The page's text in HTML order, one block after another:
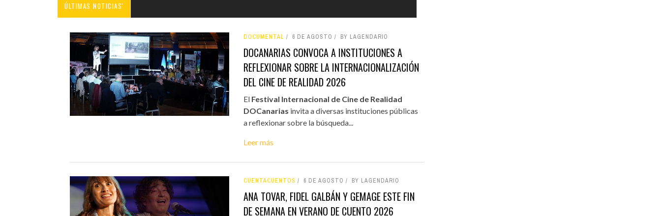
ÚLTIMAS NOTICIAS'
DOCUMENTAL 6 DE AGOSTO BY LAGENDARIO
DOCANARIAS CONVOCA A INSTITUCIONES A
REFLEXIONAR SOBRE LA INTERNACIONALIZACIÓN
DEL CINE DE REALIDAD 2026
El Festival Internacional de Cine de Realidad
DOCanarias invita a diversas instituciones públicas
a reflexionar sobre la búsqueda...
Leer más
CUENTACUENTOS 6 DE AGOSTO BY LAGENDARIO
ANA TOVAR, FIDEL GALBÁN Y GEMAGE ESTE FIN
DE SEMANA EN VERANO DE CUENTO 2026